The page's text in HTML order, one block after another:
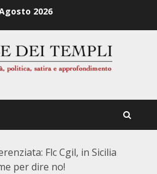
2026
Flc Cgil, in Sicilia
per dire no!